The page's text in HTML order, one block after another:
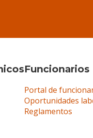
Funcionarios
Portal de
Oportunidades
Reglamentos